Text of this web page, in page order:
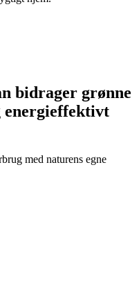
bidrager grønne
energieffektivt
med naturens egne